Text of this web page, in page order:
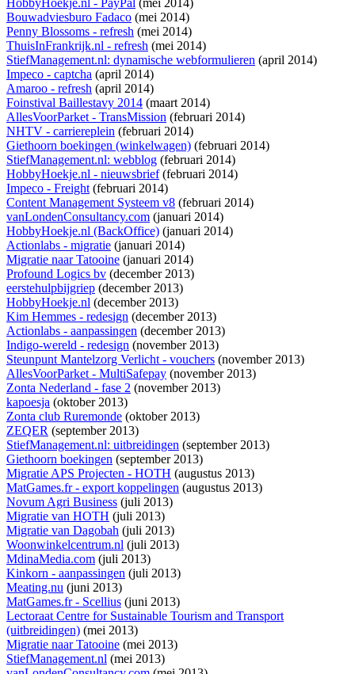
HobbyHoekje.nl - PayPal (mei 2014)
Bouwadviesburo Fadaco (mei 2014)
Penny Blossoms - refresh (mei 2014)
ThuisInFrankrijk.nl - refresh (mei 2014)
StiefManagement.nl: dynamische webformulieren (april 2014)
Impeco - captcha (april 2014)
Amaroo - refresh (april 2014)
Foinstival Baillestavy 2014 (maart 2014)
AllesVoorParket - TransMission (februari 2014)
NHTV - carriereplein (februari 2014)
Giethoorn boekingen (winkelwagen) (februari 2014)
StiefManagement.nl: webblog (februari 2014)
HobbyHoekje.nl - nieuwsbrief(februari 2014)
Impeco - Freight(februari 2014)
Content Management Systeem v8 (februari 2014)
vanLondenConsultancy.com (januari 2014)
HobbyHoekje.nl (BackOffice) (januari 2014)
Actionlabs - migratie (januari 2014)
Migratie naar Tatooine (januari 2014)
Profound Logics bv (december 2013)
eerstehulpbijgriep (december 2013)
HobbyHoekje.nl (december 2013)
Kim Hemmes - redesign (december 2013)
Actionlabs - aanpassingen (december 2013)
Indigo-wereld - redesign (november 2013)
Steunpunt Mantelzorg Verlicht - vouchers (november 2013)
AllesVoorParket - MultiSafepay (november 2013)
Zonta Nederland - fase 2 (november 2013)
kapoesja (oktober 2013)
Zonta club Ruremonde (oktober 2013)
ZEQER (september 2013)
StiefManagement.nl: uitbreidingen (september 2013)
Giethoorn boekingen (september 2013)
Migratie APS Projecten - HOTH (augustus 2013)
MatGames.fr - export koppelingen (augustus 2013)
Novum Agri Business (juli 2013)
Migratie van HOTH (juli 2013)
Migratie van Dagobah (juli 2013)
Woonwinkelcentrum.nl (juli 2013)
MdinaMedia.com (juli 2013)
Kinkorn - aanpassingen (juli 2013)
Meating.nu (juni 2013)
MatGames.fr - Scellius (juni 2013)
Lectoraat Centre for Sustainable Tourism and Transport
(uitbreidingen) (mei 2013)
Migratie naar Tatooine (mei 2013)
StiefManagement.nl (mei 2013)